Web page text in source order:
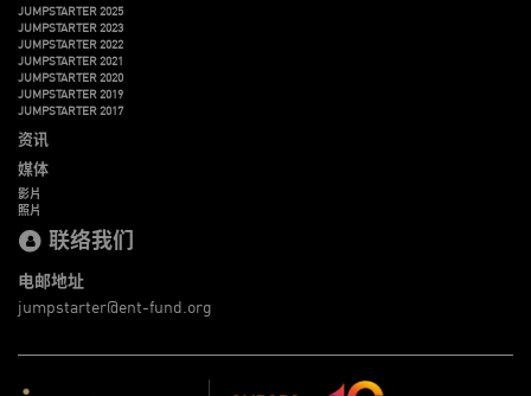
JUMPSTARTER 2025
JUMPSTARTER 2023
JUMPSTARTER 2022
JUMPSTARTER 2021
JUMPSTARTER 2020
JUMPSTARTER 2019
JUMPSTARTER 2017
资讯
媒体
影片
照片
联络我们
电邮地址
jumpstarter@ent-fund.org